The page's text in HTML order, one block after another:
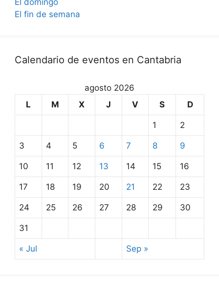
El fin de semana
Calendario de eventos en Cantabria
agosto 2026
L
M X J V S D
1 2
3 4 5 6 7 8 9
10 11 12 13 14 15 16
17 18 19 20 21 22 23
24 25 26 27 28 29 30
31
« Jul Sep »